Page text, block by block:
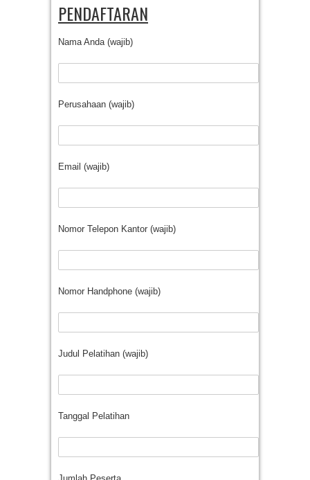
PENDAFTARAN
Nama Anda (wajib)
Perusahaan (wajib)
Email (wajib)
Nomor Telepon Kantor (wajib)
Nomor Handphone (wajib)
Judul Pelatihan (wajib)
Tanggal Pelatihan